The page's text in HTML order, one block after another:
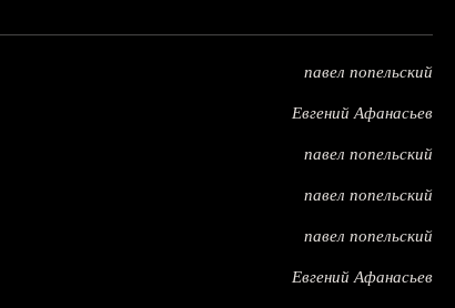
павел попельский
Евгений Афанасьев
павел попельский
павел попельский
павел попельский
Евгений Афанасьев